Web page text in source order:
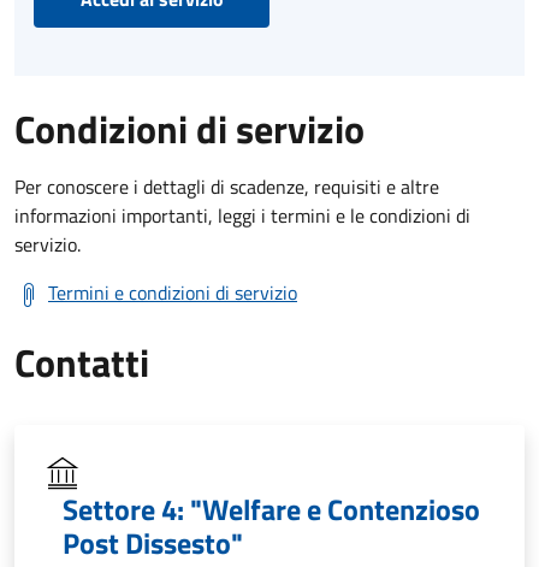
Condizioni di servizio
Per conoscere i dettagli di scadenze, requisiti e altre
informazioni importanti, leggi i termini e le condizioni di
servizio.
Termini e condizioni di servizio
Contatti
Settore 4: "Welfare e Contenzioso
Post Dissesto"